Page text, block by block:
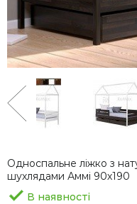
Односпальне ліжко з
шухлядами Аммі 90х190
В наявності